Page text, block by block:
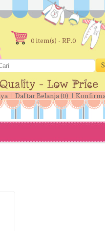
Daftar Belanja (0)
0 item(s) - RP.0